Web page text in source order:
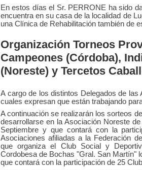
En estos días el Sr. PERRONE ha sido
encuentra en su casa de la localidad de
una Clínica de Rehabilitación también de
Organización Torneos
Campeones (Córdoba),
(Noreste) y Tercetos
A cargo de los distintos Delegados de
cuales expresan que están trabajando
A continuación se realizarán los sorteos
desarrollarse en la Asociación Noreste
Septiembre y que contará con la
Asociaciones afiliadas a la Federación
que organiza el Club Social y
Cordobesa de Bochas "Gral. San Martín"
que contará con la participación de 25